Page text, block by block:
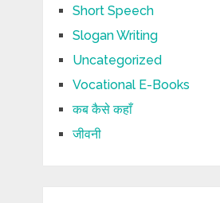
Short Speech
Slogan Writing
Uncategorized
Vocational E-Books
कब कैसे कहाँ
जीवनी